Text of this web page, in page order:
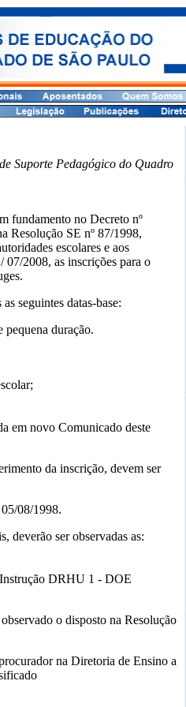
Suporte Pedagógico do Quadro
fundamento no Decreto nº
Resolução SE nº 87/1998,
escolares e aos
07/2008, as inscrições para o
seguintes datas-base:
pequena duração.
em novo Comunicado deste
da inscrição, devem ser
08/1998.
deverão ser observadas as:
DRHU 1 - DOE
o disposto na Resolução
na Diretoria de Ensino a